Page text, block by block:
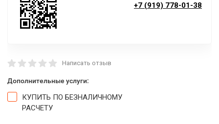
+7 (919) 778-01-38
Написать отзыв
Дополнительные услуги:
КУПИТЬ ПО БЕЗНАЛИЧНОМУ
РАСЧЕТУ